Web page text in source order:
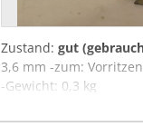
Zustand: gut
3,6 mm -zum:
-Gewicht: 0,3 kg